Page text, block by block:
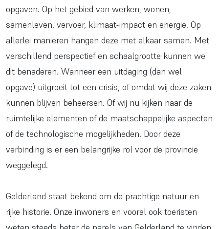
opgaven. Op het gebied van werken, wonen,
samenleven, vervoer, klimaat-impact en energie. Op
allerlei manieren hangen deze met elkaar samen. Met
verschillend perspectief en schaalgrootte kunnen we
dit benaderen. Wanneer een uitdaging (dan wel
opgave) uitgroeit tot een crisis, of omdat wij deze zaken
kunnen blijven beheersen. Of wij nu kijken naar de
ruimtelijke elementen of de maatschappelijke aspecten
of de technologische mogelijkheden. Door deze
verbinding is er een belangrijke rol voor de provincie
weggelegd.
Gelderland staat bekend om de prachtige natuur en
rijke historie. Onze inwoners en vooral ook toeristen